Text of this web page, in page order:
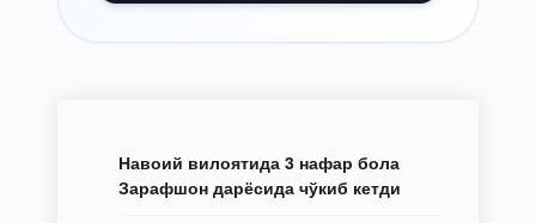
Навоий вилоятида 3 нафар бола
Зарафшон дарёсида чўкиб кетди